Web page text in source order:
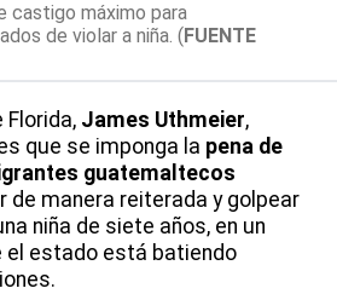
castigo máximo para
de violar a niña. (FUENTE
Florida, James Uthmeier,
que se imponga la pena de
guatemaltecos
de manera reiterada y golpear
niña de siete años, en un
el estado está batiendo